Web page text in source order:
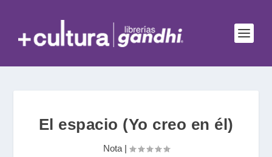
El espacio (Yo creo en él)
Nota|